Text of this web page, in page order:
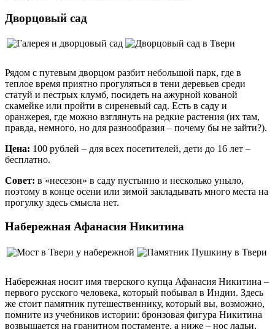
Дворцовый сад
Рядом с путевым дворцом разбит небольшой парк, где в
теплое время приятно прогуляться в тени деревьев среди
статуй и пестрых клумб, посидеть на ажурной кованой
скамейке или пройти в сиреневый сад. Есть в саду и
оранжерея, где можно взглянуть на редкие растения (их там,
правда, немного, но для разнообразия – почему бы не зайти?).
Цена: 100 рублей – для всех посетителей, дети до 16 лет –
бесплатно.
Совет: в «несезон» в саду пустынно и несколько уныло,
поэтому в конце осени или зимой закладывать много места на
прогулку здесь смысла нет.
Набережная Афанасия Никитина
Набережная носит имя тверского купца Афанасия Никитина –
первого русского человека, который побывал в Индии. Здесь
же стоит памятник путешественнику, который вы, возможно,
помните из учебников истории: бронзовая фигура Никитина
возвышается на гранитном постаменте, а ниже – нос ладьи,